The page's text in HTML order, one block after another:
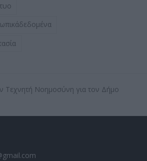
Τεχνητή Νοημοσύνη για τον Δήμο